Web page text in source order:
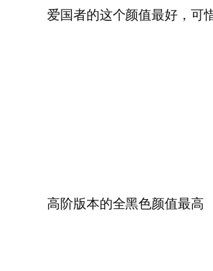
爱国者的这个颜值最好，可
高阶版本的全黑色颜值最高